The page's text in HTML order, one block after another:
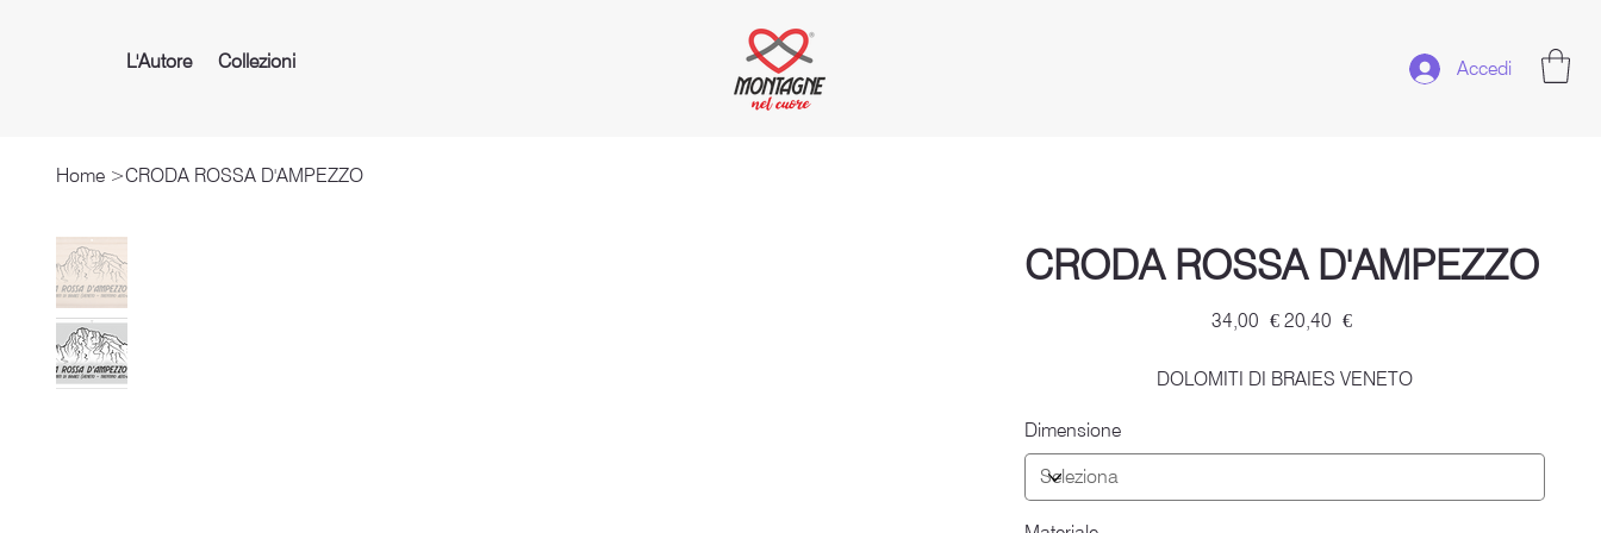
L'Autore Collezioni Accedi
Home >CRODA ROSSA D'AMPEZZO
CRODA ROSSA D'AMPEZZO
Prezzo
originale
34,00 € Prezzo
scontato
20,40 €
DOLOMITI DI BRAIES VENETO
Dimensione